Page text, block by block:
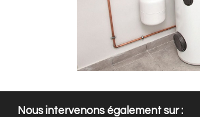
Nous intervenons également sur :